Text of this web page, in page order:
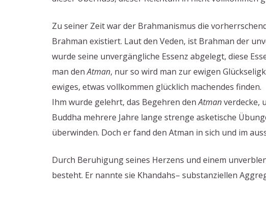
Zu seiner Zeit war der Brahmanismus die
Brahman existiert. Laut den Veden, ist Brahman der
wurde seine unvergängliche Essenz abgelegt, diese
man denAtman, nur so wird man zur ewigen
ewiges, etwas vollkommen glücklich machendes finden.
Ihm wurde gelehrt, das Begehren denAtmanverdecke,
Buddha mehrere Jahre lange strenge asketische
überwinden. Doch er fand den Atman in sich und im
Durch Beruhigung seines Herzens und einem
besteht. Er nannte sie Khandahs– substanziellen